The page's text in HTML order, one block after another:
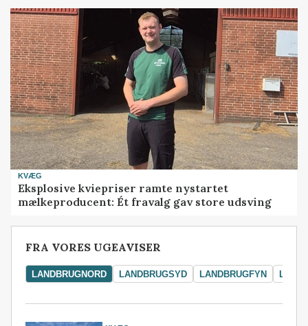
KVÆG
Eksplosive kviepriser ramte nystartet
mælkeproducent: Ét fravalg gav store udsving
FRA VORES UGEAVISER
LANDBRUGNORD LANDBRUGSYD LANDBRUGFYN